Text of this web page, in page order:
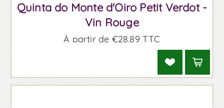
Quinta do Monte d'Oiro Petit Verdot -
Vin Rouge
À partir de €28,89 TTC